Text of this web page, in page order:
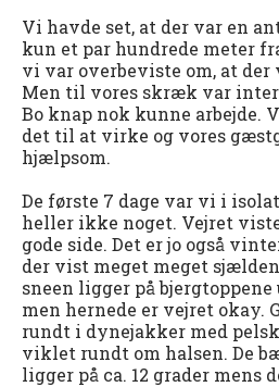
Vi havde set, at der var en
kun et par hundrede meter
vi var overbeviste om, at
Men til vores skræk var
Bo knap nok kunne arbejde.
det til at virke og vores
hjælpsom.
De første 7 dage var vi i
heller ikke noget. Vejret
gode side. Det er jo også
der vist meget meget
sneen ligger på
men hernede er vejret okay.
rundt i dynejakker med
viklet rundt om halsen. De
ligger på ca. 12 grader mens